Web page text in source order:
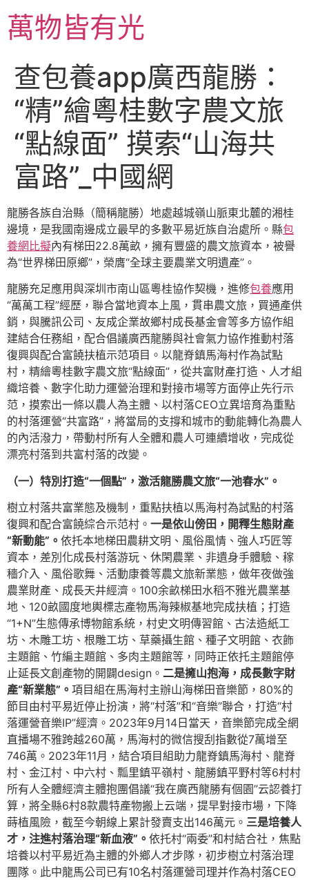
主萬物皆有光
查包養app廣西龍勝：
“精”繪粵桂數字農文旅
“點線面” 摸索“山海共
富路”_中國網
龍勝各族自治縣（簡稱龍勝）地處越城嶺山脈東北麓的湘桂
邊境，是我國南邊成立最早的多數平易近族自治處所。縣包
養網比擬內有梯田22.8萬畝，擁有豐盛的農文旅資本，被譽
為“世界梯田原鄉”，榮膺“全球主要農業文明遺產”。
龍勝充足應用與深圳市南山區粵桂協作契機，進修包養應用
“萬萬工程”經歷，聯合當地資本上風，貫串農文旅，買通產供
銷，與騰訊公司、友成企業故鄉村成長基金會等多方協作組
建結合任務組，配合倡議廣西龍勝與社會氣力協作推動村落
復興與配合富饒扶植示范項目。以龍脊鎮馬海村作為試點
村，精繪粵桂數字農文旅“點線面”，從共富財產打造、人才組
織培養、數字化助力運營治理和對接市場等方面停止先行示
范，摸索出一條以農人為主體、以村落CEO立異培育為重點
的村落運營“共富路”，將當局的支撐和城市的動能轉化為農人
的內活潑力，帶動村所有人全體和農人可連續增收，完成從
漂亮村落到共富村落的改變。
（一）特別打造“一個點”，激活龍勝農文旅“一池春水”。
樹立村落共富業態及機制，重點扶植以馬海村為試點的村落
復興和配合富饒綜合示范村。 一是依山傍田，開釋生態財產
“新動能”。 依托本地梯田農耕文明、風俗風情、強人巧匠等
資本，差別化成長村落游玩、休閑農業、非遺身手體驗、稼
穡介入、風俗歌舞、活動康養等農文旅新業態，做年夜做強
農業財產、成長天井經濟。100余畝梯田水稻不雅光農業基
地、120畝國度地輿標志產物馬海辣椒基地完成扶植；打造
“1+N”生態傳承博物館系統，村史文明傳習館、古法造紙工
坊、木雕工坊、根雕工坊、草藥攝生館、種子文明館、衣飾
主題館、竹編主題館、多肉主題館等，同時正依托主題館停
止延長文創產物的開闢design。 二是擁山抱海，成長數字財
產“新業態”。 項目組在馬海村主辦山海梯田音樂節，80%的
節目由村平易近停止扮演，將“村落”和“音樂”聯合，打造“村
落運營音樂IP”經濟。2023年9月14日當天，音樂節完成全網
直播場不雅跨越260萬，馬海村的微信搜刮指數從7萬增至
746萬。2023年11月，結合項目組助力龍脊鎮馬海村、龍脊
村、金江村、中六村、瓢里鎮平嶺村、龍勝鎮平野村等6村村
所有人全體經濟主體抱團倡議“我在廣西龍勝有個園”云認養打
算，將全縣6村8款農特產物搬上云端，提早對接市場，下降
蒔植風險，截至今朝線上累計發賣支出146萬元。 三是培養人
才，注進村落治理“新血液”。 依托村“兩委”和村結合社，焦點
培養以村平易近為主體的外鄉人才步隊，初步樹立村落治理
團隊。此中龍馬公司已有10名村落運營司理并作為村落CEO